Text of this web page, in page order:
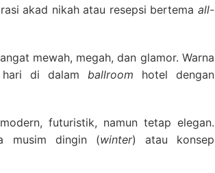
akad nikah atau resepsi bertema all-
mewah, megah, dan glamor. Warna
hari di dalam ballroom hotel dengan
futuristik, namun tetap elegan.
musim dingin (winter) atau konsep